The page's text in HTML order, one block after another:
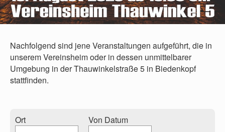
Nachfolgend sind jene Veranstaltungen aufgeführt, die in
unserem Vereinsheim oder in dessen unmittelbarer
Umgebung in der Thauwinkelstraße 5 in Biedenkopf
stattfinden.
Ort Von Datum